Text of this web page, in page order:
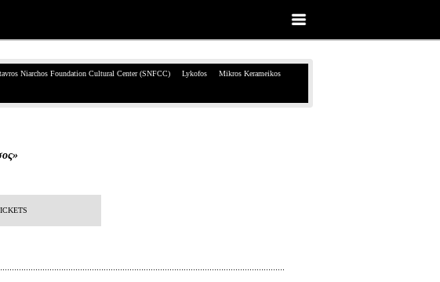
Niarchos Foundation Cultural Center (SNFCC) Lykofos Mikros Kerameikos